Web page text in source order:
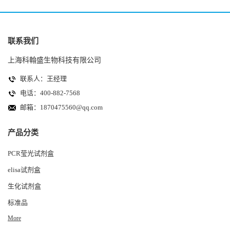
联系我们
上海科翰盛生物科技有限公司
联系人：王经理
电话：400-882-7568
邮箱： 1870475560@qq.com
产品分类
PCR莹光试剂盒
elisa试剂盒
生化试剂盒
标准品
More